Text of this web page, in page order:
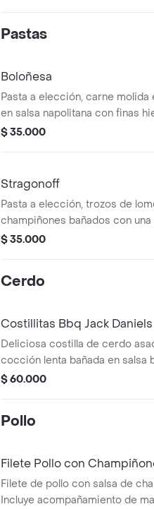
Pastas
Boloñesa
Pasta a elección, carne molida
en salsa napolitana con finas
parmesano todas nuestras
guste. (spaghetti,
$ 35.000
Stragonoff
Pasta a elección, trozos de
champiñones bañados con
reducción de vino, crema de
$ 35.000
Cerdo
Costillitas Bbq Jack Daniels
Deliciosa costilla de cerdo
cocción lenta bañada en salsa
daniel's .todos los asados van
$ 60.000
Pollo
Filete Pollo con
Filete de pollo con salsa de
Incluye acompañamiento de